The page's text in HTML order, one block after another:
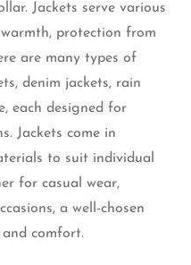
Jackets serve various
protection from
are many types of
denim jackets, rain
each designed for
Jackets come in
to suit individual
for casual wear,
a well-chosen
comfort.